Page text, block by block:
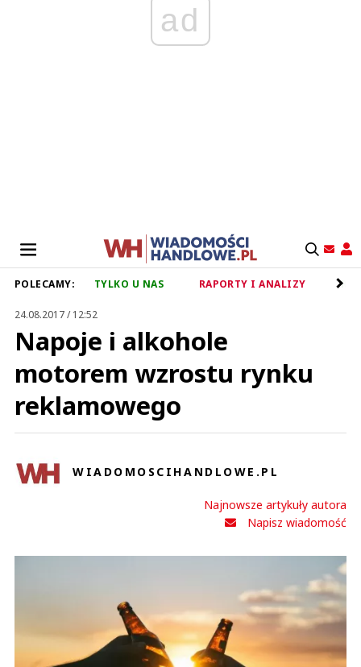
ad
POLECAMY: TYLKO U NAS RAPORTY I ANALIZY
24.08.2017 / 12:52
Napoje i alkohole
motorem wzrostu rynku
reklamowego
WIADOMOSCIHANDLOWE.PL
Najnowsze artykuły autora
Napisz wiadomość